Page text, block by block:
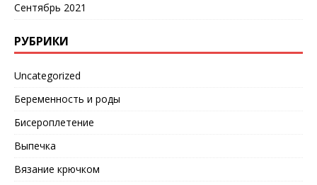
Сентябрь 2021
РУБРИКИ
Uncategorized
Беременность и роды
Бисероплетение
Выпечка
Вязание крючком